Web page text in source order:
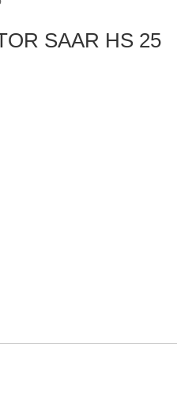
SAAR HS 25